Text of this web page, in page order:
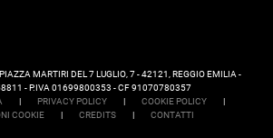
MARTIRI DEL 7 LUGLIO, 7 - 42121, REGGIO EMILIA -
- P.IVA 01699800353 - CF 91070780357
| PRIVACY POLICY | COOKIE POLICY
|
COOKIE
| CREDITS | CONTATTI